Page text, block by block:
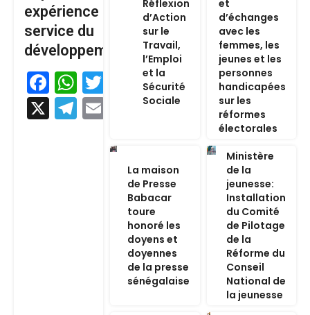
expérience au
service du
développement
Facebook
WhatsApp
Twitter
X
Telegram
Email
Réflexion
d’Action
sur le
Travail,
l’Emploi
et la
Sécurité
Sociale
et
d’échanges
avec les
femmes, les
jeunes et les
personnes
handicapées
sur les
réformes
électorales
La maison
de Presse
Babacar
toure
honoré les
doyens et
doyennes
de la presse
sénégalaise
Ministère
de la
jeunesse:
Installation
du Comité
de Pilotage
de la
Réforme du
Conseil
National de
la jeunesse